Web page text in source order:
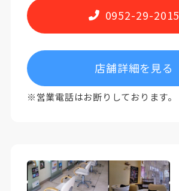
0952-29-2015
店舗詳細を見る
※営業電話はお断りしております。